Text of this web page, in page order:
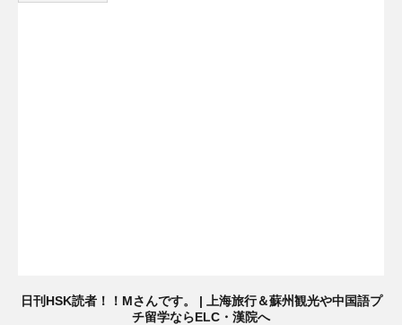
日刊HSK読者！！Mさんです。 | 上海旅行＆蘇州観光や中国語プ
チ留学ならELC・漢院へ